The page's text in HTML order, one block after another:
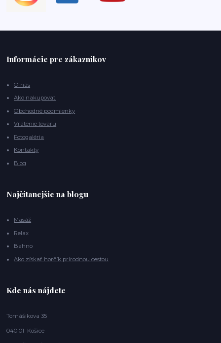
Informácie pre zákazníkov
O nás
Ako nakupovať
Obchodné podmienky
Vrátenie tovaru
Fotogaléria
Kontakty
Blog
Najčítanejšie na blogu
Masáž
Relax
Bahno
Ako získať horčík prírodnou cestou
Kde nás nájdete
Tomášikova 35
040 01 Košice